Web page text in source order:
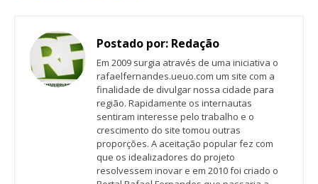
Postado por: Redação
Em 2009 surgia através de uma iniciativa o
rafaelfernandes.ueuo.com um site com a
finalidade de divulgar nossa cidade para
região. Rapidamente os internautas
sentiram interesse pelo trabalho e o
crescimento do site tomou outras
proporções. A aceitação popular fez com
que os idealizadores do projeto
resolvessem inovar e em 2010 foi criado o